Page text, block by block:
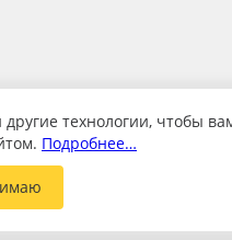
технологии, чтобы
Подробнее…